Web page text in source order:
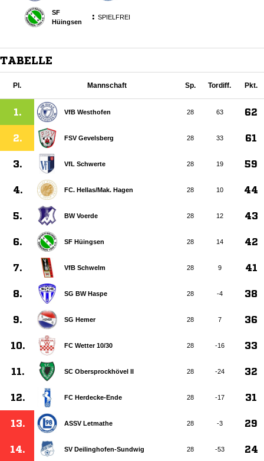
SF
Hüingsen
: SPIELFREI
TABELLE
Pl. Mannschaft Sp. Tordiff. Pkt.
1. VfB Westhofen 28 63 62
2. FSV Gevelsberg 28 33 61
3. VfL Schwerte 28 19 59
4. FC. Hellas/​Mak. Hagen 28 10 44
5. BW Voerde 28 12 43
6. SF Hüingsen 28 14 42
7. VfB Schwelm 28 9 41
8. SG BW Haspe 28 -4 38
9. SG Hemer 28 7 36
10. FC Wetter 10/​30 28 -16 33
11. SC Obersprockhövel II 28 -24 32
12. FC Herdecke-Ende 28 -17 31
13. ASSV Letmathe 28 -3 29
14. SV Deilinghofen-Sundwig 28 -53 24